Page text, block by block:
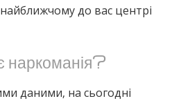
до вас центрі
наркоманія?
даними, на сьогодні